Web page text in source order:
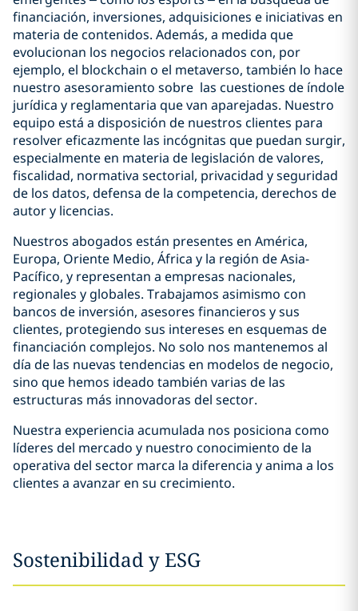
financiación, inversiones, adquisiciones e iniciativas en
materia de contenidos. Además, a medida que
evolucionan los negocios relacionados con, por
ejemplo, el blockchain o el metaverso, también lo hace
nuestro asesoramiento sobre las cuestiones de índole
jurídica y reglamentaria que van aparejadas. Nuestro
equipo está a disposición de nuestros clientes para
resolver eficazmente las incógnitas que puedan surgir,
especialmente en materia de legislación de valores,
fiscalidad, normativa sectorial, privacidad y seguridad
de los datos, defensa de la competencia, derechos de
autor y licencias.
Nuestros abogados están presentes en América,
Europa, Oriente Medio, África y la región de Asia-
Pacífico, y representan a empresas nacionales,
regionales y globales. Trabajamos asimismo con
bancos de inversión, asesores financieros y sus
clientes, protegiendo sus intereses en esquemas de
financiación complejos. No solo nos mantenemos al
día de las nuevas tendencias en modelos de negocio,
sino que hemos ideado también varias de las
estructuras más innovadoras del sector.
Nuestra experiencia acumulada nos posiciona como
líderes del mercado y nuestro conocimiento de la
operativa del sector marca la diferencia y anima a los
clientes a avanzar en su crecimiento.
Sostenibilidad y ESG